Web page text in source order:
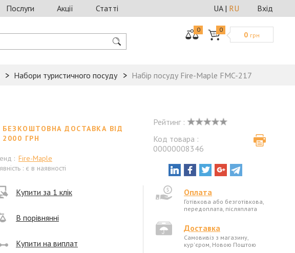
Послуги Акції Статті Вхід
UA| RU
0 0
0 грн
Набори туристичного посуду Набір посуду Fire-Maple FMC-217
Рейтинг :
Код товара :
00000008346
Оплата
Готівкова або безготівкова,
передоплата, післяплата
Доставка
Самовивіз з магазину,
кур'єром, Новою Поштою
БЕЗКОШТОВНА ДОСТАВКА ВІД
2000 ГРН
: Fire-Maple
: є в наявності
Купити за 1 клік
В порівнянні
Купити на виплат